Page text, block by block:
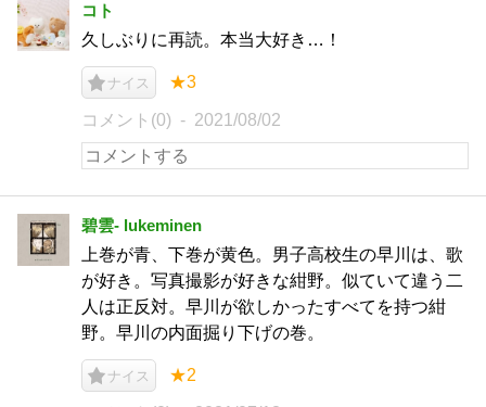
コト
久しぶりに再読。本当大好き…！
ナイス ★3
コメント(0) 2021/08/02
碧雲- lukeminen
上巻が青、下巻が黄色。男子高校生の早川は、歌
が好き。写真撮影が好きな紺野。似ていて違う二
人は正反対。早川が欲しかったすべてを持つ紺
野。早川の内面掘り下げの巻。
ナイス ★2